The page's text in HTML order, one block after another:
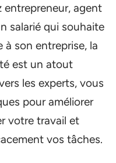
agent
salarié qui souhaite
son entreprise, la
est un atout
les experts, vous
pour améliorer
votre travail et
vos tâches.